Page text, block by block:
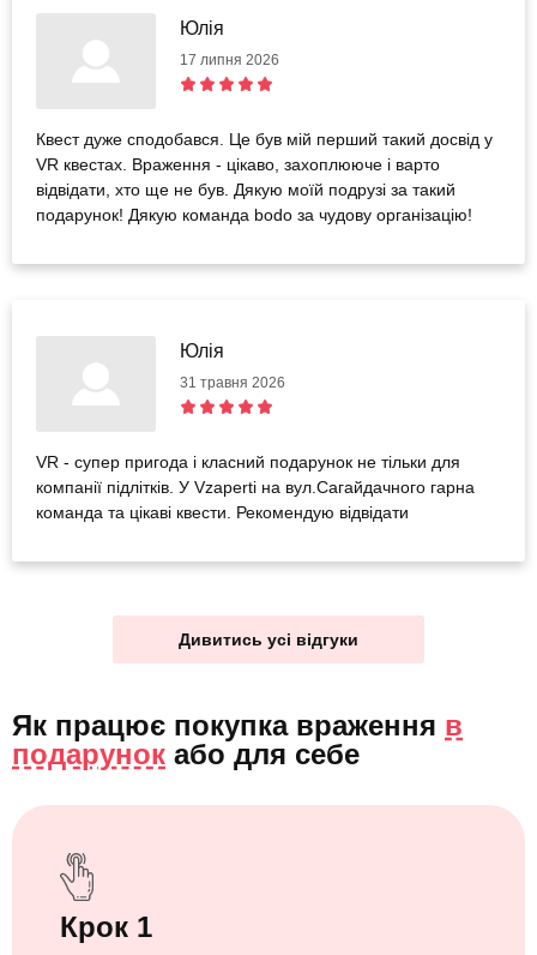
Юлія
17 липня 2026
Квест дуже сподобався. Це був мій перший такий досвід у
VR квестах. Враження - цікаво, захоплююче і варто
відвідати, хто ще не був. Дякую моїй подрузі за такий
подарунок! Дякую команда bodo за чудову організацію!
Юлія
31 травня 2026
VR - супер пригода і класний подарунок не тільки для
компанії підлітків. У Vzaperti на вул.Сагайдачного гарна
команда та цікаві квести. Рекомендую відвідати
Дивитись усі відгуки
Як працює покупка враження в
подарунок або для себе
Крок 1